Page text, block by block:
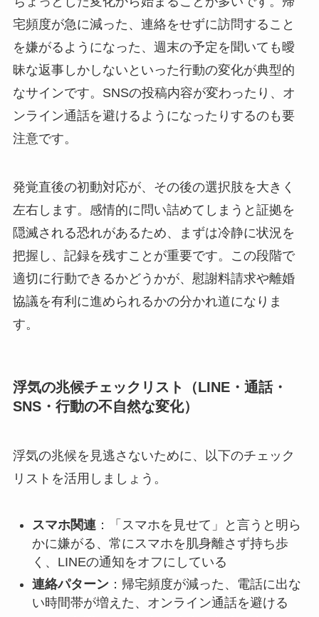
宅頻度が急に減った、連絡をせずに訪問すること
を嫌がるようになった、週末の予定を聞いても曖
昧な返事しかしないといった行動の変化が典型的
なサインです。SNSの投稿内容が変わったり、オ
ンライン通話を避けるようになったりするのも要
注意です。
発覚直後の初動対応が、その後の選択肢を大きく
左右します。感情的に問い詰めてしまうと証拠を
隠滅される恐れがあるため、まずは冷静に状況を
把握し、記録を残すことが重要です。この段階で
適切に行動できるかどうかが、慰謝料請求や離婚
協議を有利に進められるかの分かれ道になりま
す。
浮気の兆候チェックリスト（LINE・通話・
SNS・行動の不自然な変化）
浮気の兆候を見逃さないために、以下のチェック
リストを活用しましょう。
スマホ関連：「スマホを見せて」と言うと明ら
かに嫌がる、常にスマホを肌身離さず持ち歩
く、LINEの通知をオフにしている
連絡パターン：帰宅頻度が減った、電話に出な
い時間帯が増えた、オンライン通話を避ける